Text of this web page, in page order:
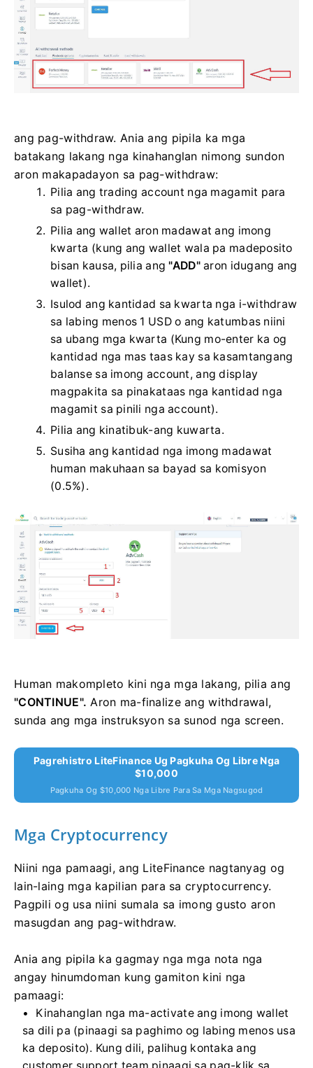
ang pag-withdraw. Ania ang pipila ka mga
batakang lakang nga kinahanglan nimong sundon
aron makapadayon sa pag-withdraw:
Pilia ang trading account nga magamit para
sa pag-withdraw.
Pilia ang wallet aron madawat ang imong
kwarta (kung ang wallet wala pa madeposito
bisan kausa, pilia ang"ADD"aron idugang ang
wallet).
Isulod ang kantidad sa kwarta nga i-withdraw
sa labing menos 1 USD o ang katumbas niini
sa ubang mga kwarta (Kung mo-enter ka og
kantidad nga mas taas kay sa kasamtangang
balanse sa imong account, ang display
magpakita sa pinakataas nga kantidad nga
magamit sa pinili nga account).
Pilia ang kinatibuk-ang kuwarta.
Susiha ang kantidad nga imong madawat
human makuhaan sa bayad sa komisyon
(0.5%).
Human makompleto kini nga mga lakang, pilia ang
"CONTINUE". Aron ma-finalize ang withdrawal,
sunda ang mga instruksyon sa sunod nga screen.
Pagrehistro LiteFinance Ug Pagkuha Og Libre Nga
$10,000
Pagkuha Og $10,000 Nga Libre Para Sa Mga Nagsugod
Mga Cryptocurrency
Niini nga pamaagi, ang LiteFinance nagtanyag og
lain-laing mga kapilian para sa cryptocurrency.
Pagpili og usa niini sumala sa imong gusto aron
masugdan ang pag-withdraw.
Ania ang pipila ka gagmay nga mga nota nga
angay hinumdoman kung gamiton kini nga
pamaagi:
Kinahanglan nga ma-activate ang imong wallet
sa dili pa (pinaagi sa paghimo og labing menos usa
ka deposito). Kung dili, palihug kontaka ang